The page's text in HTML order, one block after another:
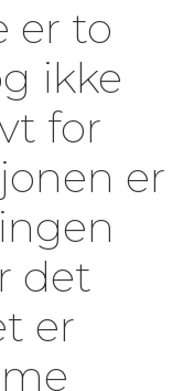
er to
ikke
for
er
det
er